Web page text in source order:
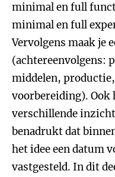
minimal en full
minimal en full
Vervolgens maak je
(achtereenvolgens:
middelen,
voorbereiding). Ook
verschillende
benadrukt dat
het idee een datum
vastgesteld. In dit